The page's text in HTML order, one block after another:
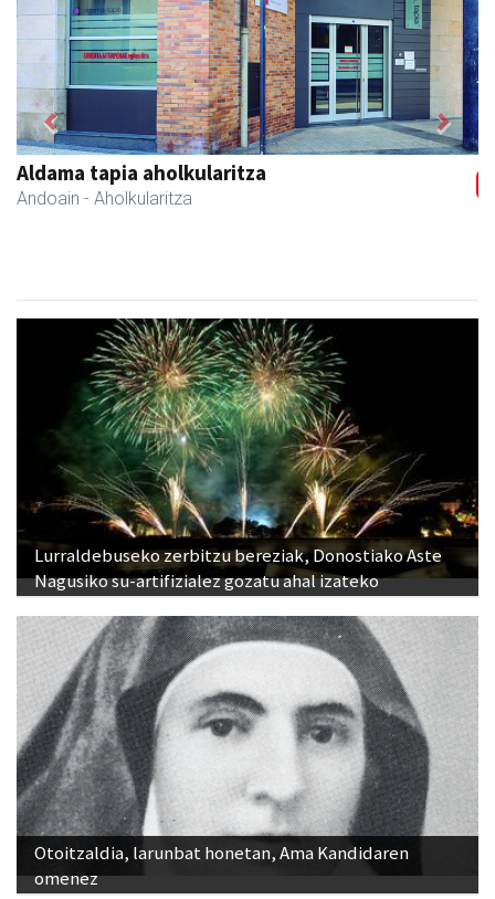
Aldama tapia aholkularitza
Andoain - Aholkularitza
Previous Next
Lurraldebuseko zerbitzu bereziak, Donostiako Aste
Nagusiko su-artifizialez gozatu ahal izateko
Otoitzaldia, larunbat honetan, Ama Kandidaren
omenez